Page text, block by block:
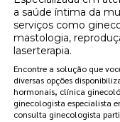
a saúde íntima da
serviços como
mastologia,
laserterapia.
Encontre a solução que
diversas opções
hormonais, clínica
ginecologista especialista
consulta ginecologista